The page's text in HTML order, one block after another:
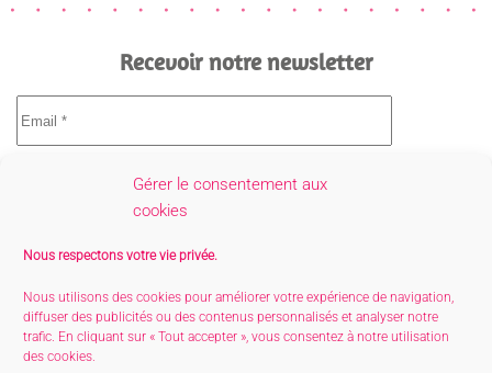
Gérer le consentement aux
cookies
Nous respectons votre vie privée.
Nous utilisons des cookies pour améliorer votre expérience de navigation,
diffuser des publicités ou des contenus personnalisés et analyser notre
trafic. En cliquant sur « Tout accepter », vous consentez à notre utilisation
des cookies.
Recevoir notre newsletter